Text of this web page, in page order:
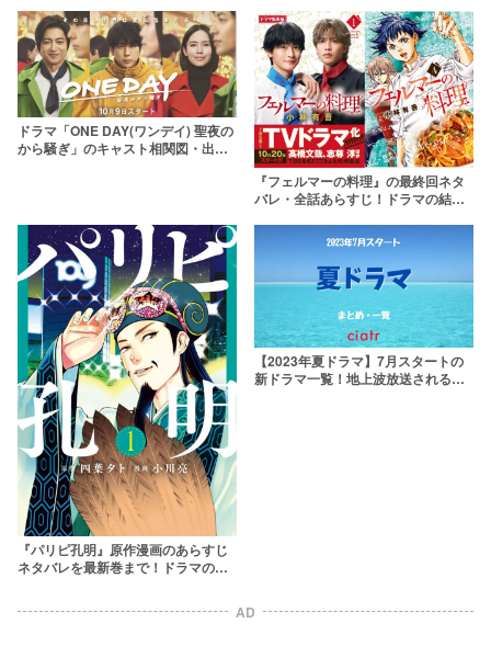
ドラマ「ONE DAY(ワンデイ) 聖夜の
から騒ぎ」のキャスト相関図・出演
『フェルマーの料理』の最終回ネタ
バレ・全話あらすじ！ドラマの結末
『パリピ孔明』原作漫画のあらすじ
ネタバレを最新巻まで！ドラマの最
【2023年夏ドラマ】7月スタートの
新ドラマ一覧！地上波放送される注
AD